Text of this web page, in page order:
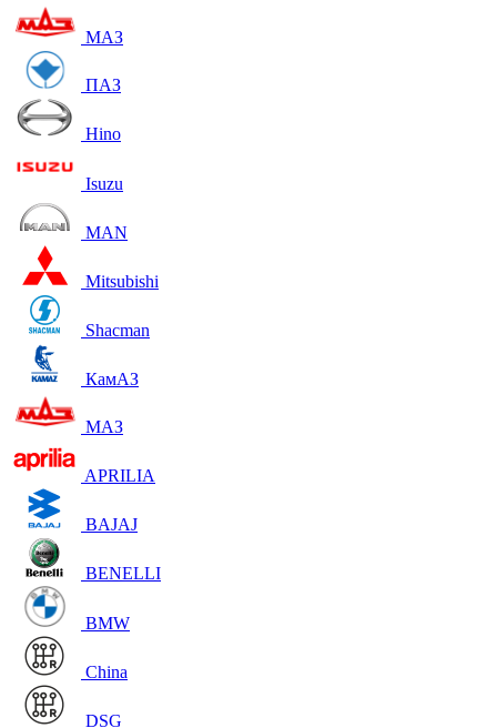
МАЗ
ПАЗ
Hino
Isuzu
MAN
Mitsubishi
Shacman
КамАЗ
МАЗ
APRILIA
BAJAJ
BENELLI
BMW
China
DSG